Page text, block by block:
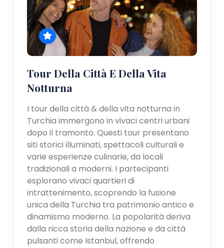
Tour Della Città E Della Vita
Notturna
I tour della città & della vita notturna in
Turchia immergono in vivaci centri urbani
dopo il tramonto. Questi tour presentano
siti storici illuminati, spettacoli culturali e
varie esperienze culinarie, da locali
tradizionali a moderni. I partecipanti
esplorano vivaci quartieri di
intrattenimento, scoprendo la fusione
unica della Turchia tra patrimonio antico e
dinamismo moderno. La popolarità deriva
dalla ricca storia della nazione e da città
pulsanti come Istanbul, offrendo